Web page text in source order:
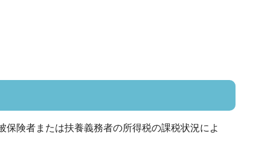
険者または扶養義務者の所得税の課税状況によ